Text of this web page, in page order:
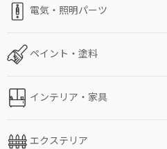
電気・照明パーツ
ペイント・塗料
インテリア・家具
エクステリア